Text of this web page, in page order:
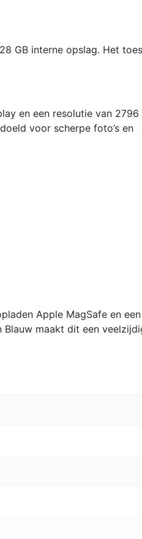
GB interne opslag. Het
en een resolutie van
voor scherpe foto’s en
Apple MagSafe en een
Blauw maakt dit een